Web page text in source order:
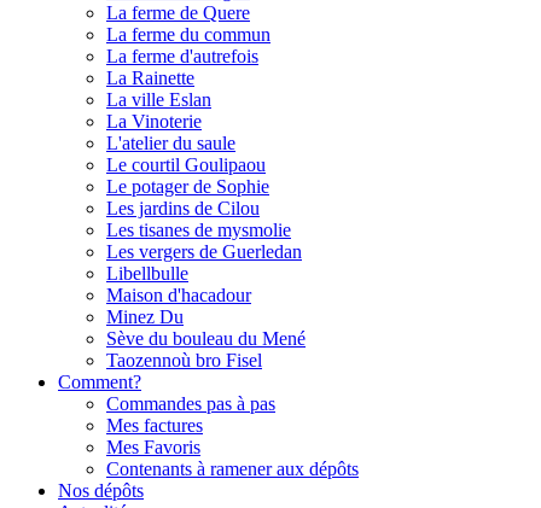
La ferme de Quere
La ferme du commun
La ferme d'autrefois
La Rainette
La ville Eslan
La Vinoterie
L'atelier du saule
Le courtil Goulipaou
Le potager de Sophie
Les jardins de Cilou
Les tisanes de mysmolie
Les vergers de Guerledan
Libellbulle
Maison d'hacadour
Minez Du
Sève du bouleau du Mené
Taozennoù bro Fisel
Comment?
Commandes pas à pas
Mes factures
Mes Favoris
Contenants à ramener aux dépôts
Nos dépôts